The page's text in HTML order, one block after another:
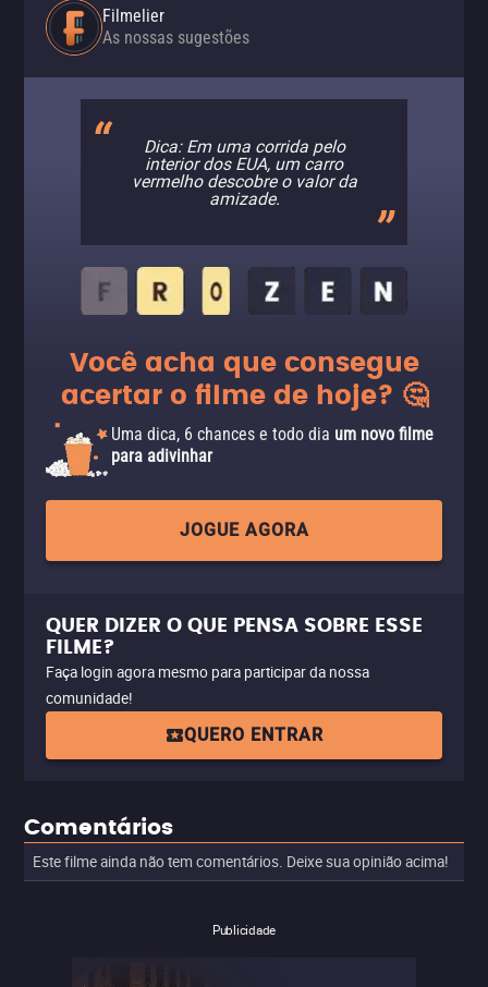
Filmelier
As nossas sugestões
Dica: Em uma corrida pelo
interior dos EUA, um carro
vermelho descobre o valor da
amizade.
Você acha que consegue
acertar o filme de hoje? 🤔
Uma dica, 6 chances e todo dia um novo filme
para adivinhar
JOGUE AGORA
QUER DIZER O QUE PENSA SOBRE ESSE
FILME?
Faça login agora mesmo para participar da nossa
comunidade!
QUERO ENTRAR
Comentários
Este filme ainda não tem comentários. Deixe sua opinião acima!
Publicidade